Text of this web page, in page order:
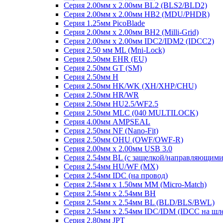
Серия 2.00мм x 2.00мм BL2 (BLS2/BLD2)
Серия 2.00мм x 2.00мм HB2 (MDU/PHDR)
Серия 1.25мм PicoBlade
Серия 2.00мм х 2.00мм BH2 (Milli-Grid)
Серия 2.00мм х 2.00мм IDC2/IDM2 (IDCC2)
Серия 2.50 мм ML (Mni-Lock)
Серия 2.50мм EHR (EU)
Серия 2.50мм GT (SM)
Серия 2.50мм H
Серия 2.50мм HK/WK (XH/XHP/CHU)
Серия 2.50мм HR/WR
Серия 2.50мм HU2.5/WF2.5
Серия 2.50мм MLC (040 MULTILOCK)
Серия 4.00мм AMPSEAL
Серия 2.50мм NF (Nano-Fit)
Серия 2.50мм OHU (OWF/OWF-R)
Серия 2.00мм x 2.00мм USB 3.0
Серия 2.54мм BL (с защелкой/
Серия 2.54мм HU/WF (MX)
Серия 2.54мм IDC (на провод)
Серия 2.54мм х 1.50мм MM (Micro-Match)
Серия 2.54мм х 2.54мм BH
Серия 2.54мм х 2.54мм BL (BLD/BLS/BWL)
Серия 2.54мм х 2.54мм IDC/IDM (IDCC на
Серия 2.80мм JPT